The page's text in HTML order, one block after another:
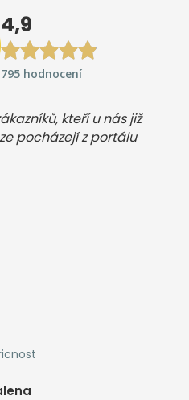
4,9
795 hodnocení
kteří u nás již
pocházejí z portálu